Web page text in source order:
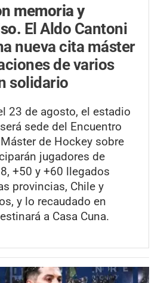
memoria y
El Aldo Cantoni
nueva cita máster
de varios
solidario
23 de agosto, el estadio
sede del Encuentro
de Hockey sobre
jugadores de
+50 y +60 llegados
provincias, Chile y
y lo recaudado en
a Casa Cuna.